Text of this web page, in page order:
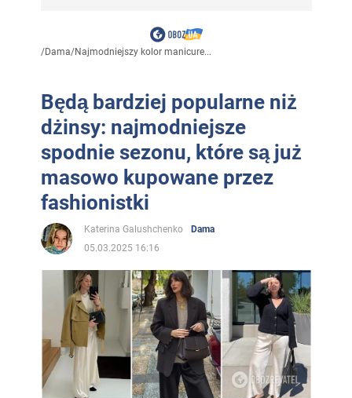
/Dama/Najmodniejszy kolor manicure...
Będą bardziej popularne niż
dżinsy: najmodniejsze
spodnie sezonu, które są już
masowo kupowane przez
fashionistki
Katerina Galushchenko
Dama
05.03.2025 16:16